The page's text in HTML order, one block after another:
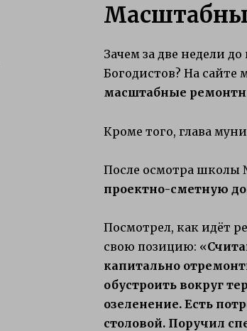
Зачем за две недели
Богодистов? На сайте
масштабные
Кроме того, глава
После осмотра
проектно-сметную
Посмотрел, как идёт
свою позицию: «
капитально
обустроить вокруг
озеленение. Есть
столовой. Поручил